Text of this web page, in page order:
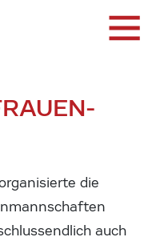
die
auch